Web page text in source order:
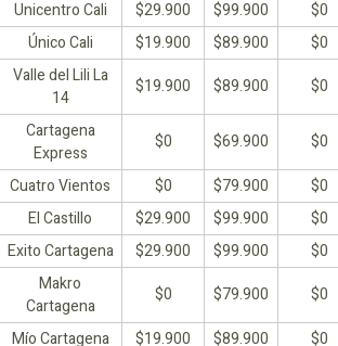
Unicentro Cali $29.900 $99.900
$0
Único Cali $19.900 $89.900
$0
Valle del Lili La
14
$19.900 $89.900 $0
Cartagena
Express
$0 $69.900
$0
Cuatro Vientos $0 $79.900
$0
El Castillo $29.900 $99.900
$0
Exito Cartagena $29.900 $99.900
$0
Makro
Cartagena
$0 $79.900
$0
Mío Cartagena $19.900 $89.900
$0